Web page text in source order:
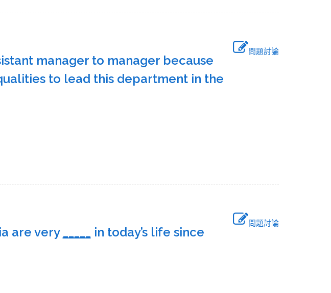
問題討論
manager to manager because
to lead this department in the
問題討論
are very _____ in today’s life since